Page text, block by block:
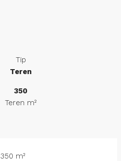
Tip
Teren
350
Teren m²
350 m²